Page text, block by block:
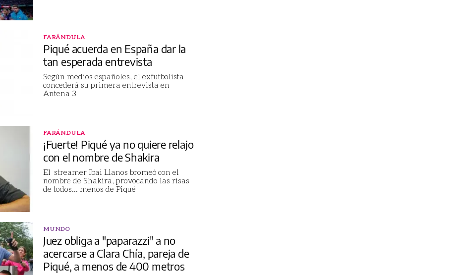
FARÁNDULA
Piqué acuerda en España dar la
tan esperada entrevista
Según medios españoles, el exfutbolista
concederá su primera entrevista en
Antena 3
FARÁNDULA
¡Fuerte! Piqué ya no quiere relajo
con el nombre de Shakira
El streamer Ibai Llanos bromeó con el
nombre de Shakira, provocando las risas
de todos... menos de Piqué
MUNDO
Juez obliga a "paparazzi" a no
acercarse a Clara Chía, pareja de
Piqué, a menos de 400 metros